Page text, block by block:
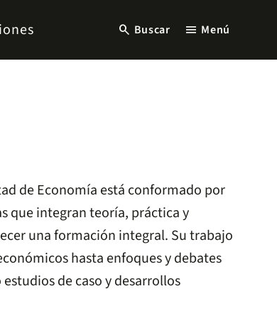
search Buscar menu Menú
de Economía está conformado por
que integran teoría, práctica y
una formación integral. Su trabajo
hasta enfoques y debates
de caso y desarrollos